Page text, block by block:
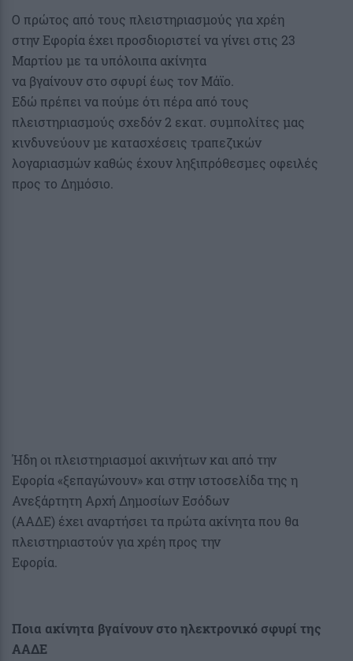
Ο πρώτος από τους πλειστηριασμούς για χρέη
στην Εφορία έχει προσδιοριστεί να γίνει στις 23
Μαρτίου με τα υπόλοιπα ακίνητα
να βγαίνουν στο σφυρί έως τον Μάϊο.
Εδώ πρέπει να πούμε ότι πέρα από τους
πλειστηριασμούς σχεδόν 2 εκατ. συμπολίτες μας
κινδυνεύουν με κατασχέσεις τραπεζικών
λογαριασμών καθώς έχουν ληξιπρόθεσμες οφειλές
προς το Δημόσιο.
Ήδη οι πλειστηριασμοί ακινήτων και από την
Εφορία «ξεπαγώνουν» και στην ιστοσελίδα της η
Ανεξάρτητη Αρχή Δημοσίων Εσόδων
(ΑΑΔΕ) έχει αναρτήσει τα πρώτα ακίνητα που θα
πλειστηριαστούν για χρέη προς την
Εφορία.
Ποια ακίνητα βγαίνουν στο ηλεκτρονικό σφυρί της
ΑΑΔΕ